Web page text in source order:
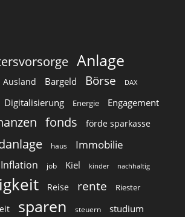
Anlage
Ausland Bargeld Börse DAX
Digitalisierung Energie Engagement
fonds förde sparkasse
haus Immobilie
Inflation job Kiel kinder nachhaltig
Reise rente Riester
sparen steuern studium